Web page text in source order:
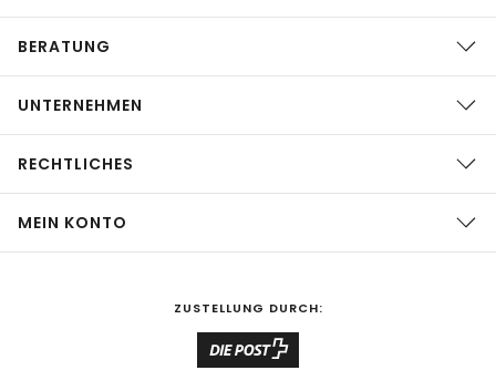
BERATUNG
UNTERNEHMEN
RECHTLICHES
MEIN KONTO
ZUSTELLUNG DURCH: